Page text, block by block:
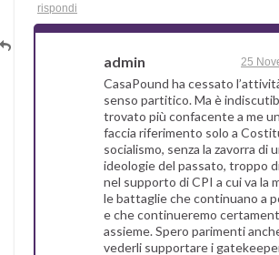
rispondi
admin 25
CasaPound ha cessato
senso partitico. Ma è
trovato più confacente a me
faccia riferimento solo a
socialismo, senza la zavorra di
ideologie del passato, troppo
nel supporto di CPI a cui va la
le battaglie che continuano a
e che continueremo
assieme. Spero parimenti
vederli supportare i